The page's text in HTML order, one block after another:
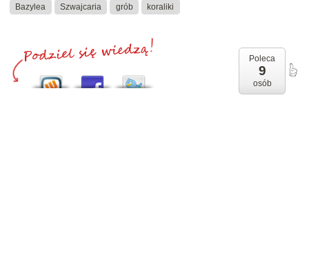
Bazylea Szwajcaria grób koraliki
Poleca
9
osób